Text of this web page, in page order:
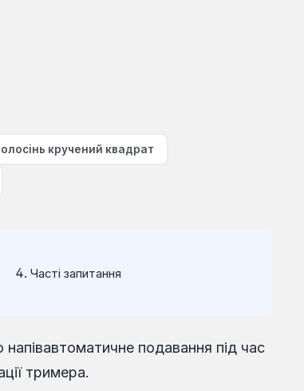
кручений квадрат
Часті запитання
подавання під час
тримера.